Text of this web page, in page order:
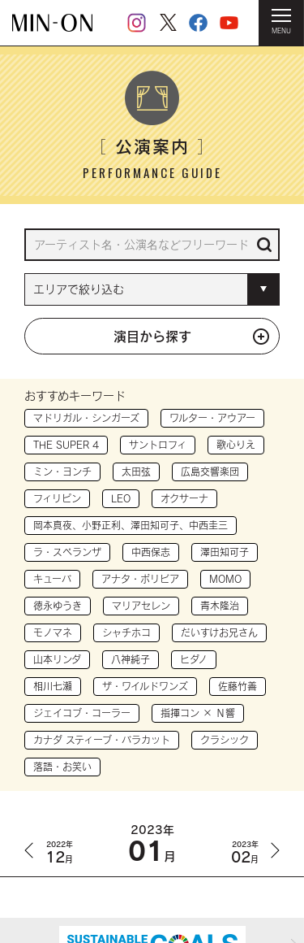
MENU
HOME ＞ 公演案内
［公演案内］
PERFORMANCE GUIDE
演目から探す
おすすめキーワード
マドリガル・シンガーズ ワルター・アウアー
THE SUPER 4 サントロフィ 歌心りえ
ミン・ヨンチ 太田弦 広島交響楽団
フィリピン LEO オクサーナ
岡本真夜、小野正利、澤田知可子、中西圭三
ラ・スペランザ 中西保志 澤田知可子
キューバ アナタ・ボリビア MOMO
徳永ゆうき マリアセレン 青木隆治
モノマネ シャチホコ だいすけお兄さん
山本リンダ 八神純子 ヒダノ
相川七瀬 ザ・ワイルドワンズ 佐藤竹善
ジェイコブ・コーラー 指揮コン × Ｎ響
カナダ スティーブ・バラカット クラシック
落語・お笑い
2022年
12月
2023年
01 月
2023年
02月